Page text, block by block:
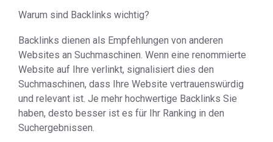
Warum sind Backlinks wichtig?
Backlinks dienen als Empfehlungen von anderen
Websites an Suchmaschinen. Wenn eine renommierte
Website auf Ihre verlinkt, signalisiert dies den
Suchmaschinen, dass Ihre Website vertrauenswürdig
und relevant ist. Je mehr hochwertige Backlinks Sie
haben, desto besser ist es für Ihr Ranking in den
Suchergebnissen.